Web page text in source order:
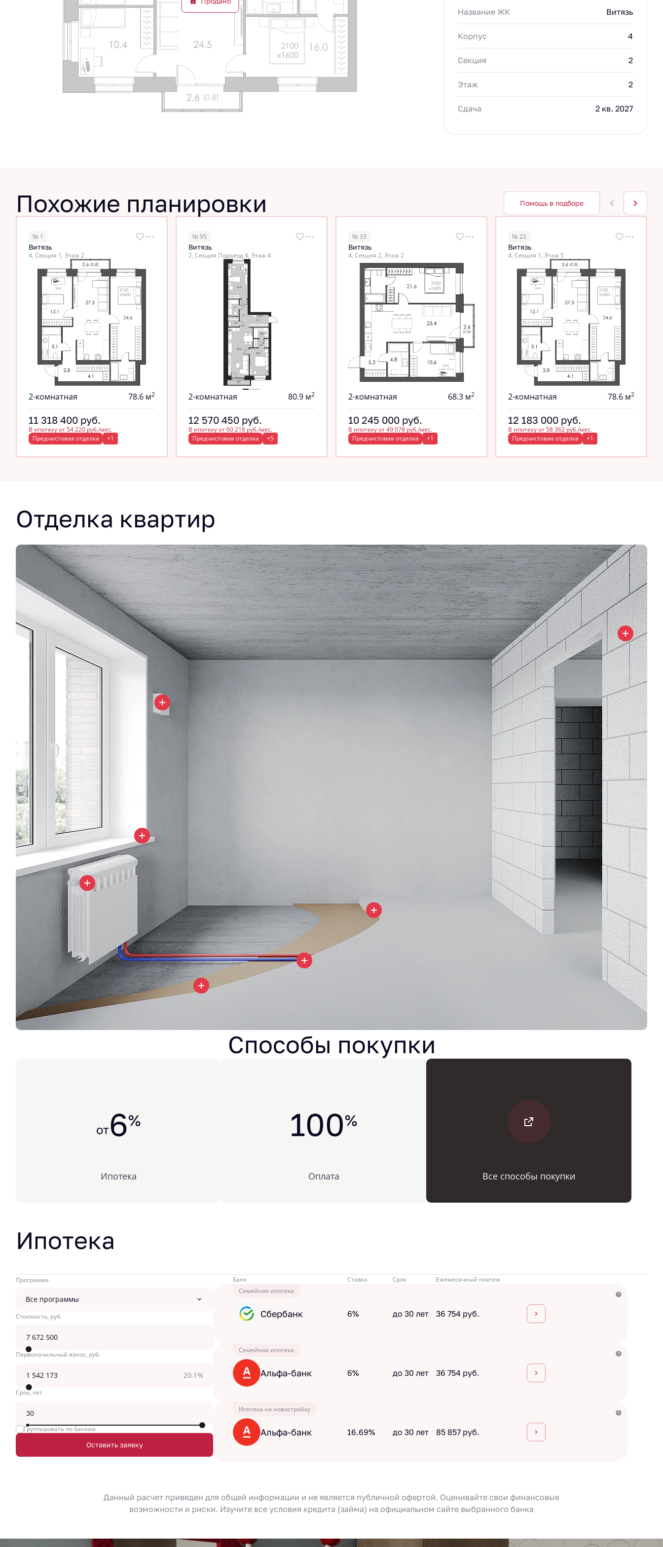
Название ЖК Витязь
Корпус 4
Секция 2
Этаж 2
Сдача 2 кв. 2027
Похожие планировки Помощь в подборе
№ 1
Витязь
4, Секция 1, Этаж 2
2-комнатная 78.6 м2
11 318 400 руб.
В ипотеку от 54 220 руб./мес.
Предчистовая отделка
+1
№ 95
Витязь
2, Секция Подъезд 4, Этаж 4
2-комнатная 80.9 м2
12 570 450 руб.
В ипотеку от 60 218 руб./мес.
Предчистовая отделка
+5
№ 33
Витязь
4, Секция 2, Этаж 2
2-комнатная 68.3 м2
10 245 000 руб.
В ипотеку от 49 078 руб./мес.
Предчистовая отделка
+1
№ 22
Витязь
4, Секция 1, Этаж 5
2-комнатная 78.6 м2
12 183 000 руб.
В ипотеку от 58 362 руб./мес.
Предчистовая отделка
+1
Отделка квартир
Способы покупки
от6%
Ипотека
100%
Оплата Все способы покупки
Ипотека
Программа
Все программы
Стоимость, руб.
Первоначальный взнос, руб.
20.1%
Срок, лет
Группировать по банкам
Оставить заявку
Банк Ставка Срок
Ежемесячный платеж
Семейная ипотека
Сбербанк 6% до 30 лет 36 754 руб.
Семейная ипотека
Альфа-банк 6% до 30 лет 36 754 руб.
Ипотека на новостройку
Альфа-банк 16.69% до 30 лет 85 857 руб.
Данный расчет приведен для общей информации и не является публичной офертой. Оценивайте свои финансовые
возможности и риски. Изучите все условия кредита (займа) на официальном сайте выбранного банка